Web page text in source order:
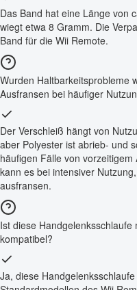
Das Band hat eine Länge von
wiegt etwa 8 Gramm. Die
Band für die Wii Remote.
Wurden Haltbarkeitsprobleme
Ausfransen bei häufiger
Der Verschleiß hängt von
aber Polyester ist abrieb- und
häufigen Fälle von
kann es bei intensiver
ausfransen.
Ist diese
kompatibel?
Ja, diese